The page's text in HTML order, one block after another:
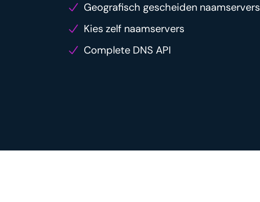
Geografisch gescheiden naamservers
Kies zelf naamservers
Complete DNS API